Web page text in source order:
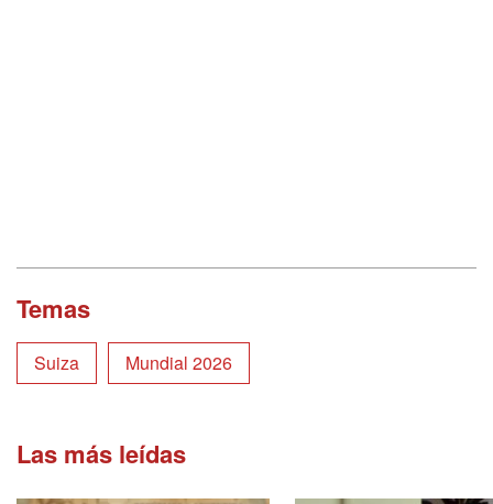
Temas
Suiza Mundial 2026
Las más leídas